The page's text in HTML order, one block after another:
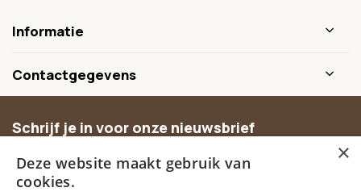
Informatie
Contactgegevens
Schrijf je in voor onze nieuwsbrief
aanbiedingen.
×
Deze website maakt gebruik van
cookies.